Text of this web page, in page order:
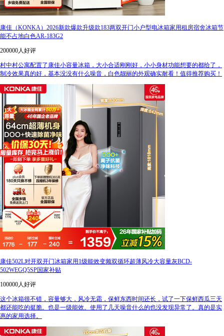
康佳（KONKA）2026新款爆款升级款183两双开门小户型电冰箱家用租房宿舍冰箱节
能不占地白色AR-183G2
200000人好评
村中村公寓配置了康佳小容量冰箱，大小合适刚刚好，小小身材功能想要的都给了，
制冷效果真的好，基本没没有什么噪音，白色靓丽的外观确实耐看！值得推荐购买！
康佳502L对开双开门冰箱家用1级能效变频双循环超薄风冷大容量灰BCD-
502WEGQ5SP国家补贴
100000人好评
这个冰箱很不错，容量够大，风冷无霜，保鲜东西时间还长，试了一下保鲜西瓜三天
都还能吃的挺脆。也是一级能效。使用了几天噪音什么的也没发现异常了。真的是实
惠的家用选择。